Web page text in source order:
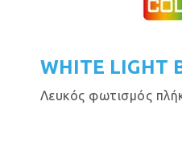
WHITE LIGHT
Λευκός φωτισμός